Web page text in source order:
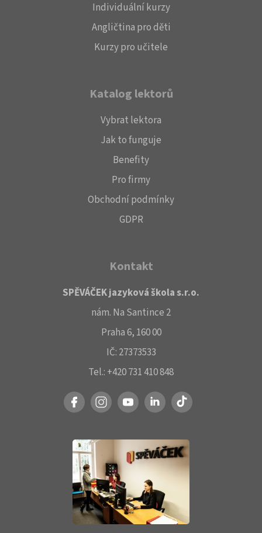
Individuální kurzy
Angličtina pro děti
Kurzy pro učitele
Katalog lektorů
Vybrat lektora
Jak to funguje
Benefity
Pro firmy
Obchodní podmínky
GDPR
Kontakt
SPĚVÁČEK jazyková škola s.r.o.
nám. Na Santince 2
Praha 6, 160 00
IČ: 27373533
Tel.: +420 731 410 848